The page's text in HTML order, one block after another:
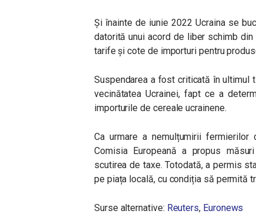
Și înainte de iunie 2022 Ucraina se
datorită unui acord de liber schimb
tarife și cote de importuri pentru
Suspendarea a fost criticată în ultimul
vecinătatea Ucrainei, fapt ce a
importurile de cereale ucrainene.
Ca urmare a nemulțumirii
Comisia Europeană a propus
scutirea de taxe. Totodată, a permis
pe piața locală, cu condiția să permită
Surse alternative: Reuters, Euronews